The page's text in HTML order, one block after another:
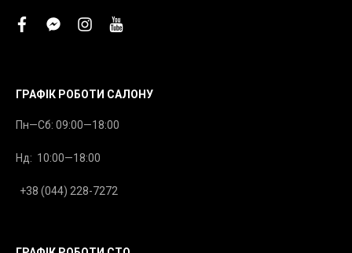
facebookfacebook-
instagram
youtube
ГРАФІК РОБОТИ САЛОНУ
Пн—Сб: 09:00—18:00
Нд: 10:00—18:00
+38 (044) 228-7272